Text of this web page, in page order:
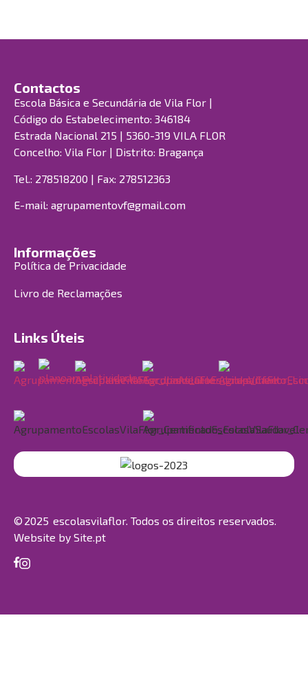
Contactos
Escola Básica e Secundária de Vila Flor |
Código do Estabelecimento: 346184
Estrada Nacional 215 | 5360-319 VILA FLOR
Concelho: Vila Flor | Distrito: Bragança
Tel.: 278518200 | Fax: 278512363
E-mail: agrupamentovf@gmail.com
Informações
Política de Privacidade
Livro de Reclamações
Links Úteis
© 2025 escolasvilaflor. Todos os direitos reservados.
Website by Site.pt